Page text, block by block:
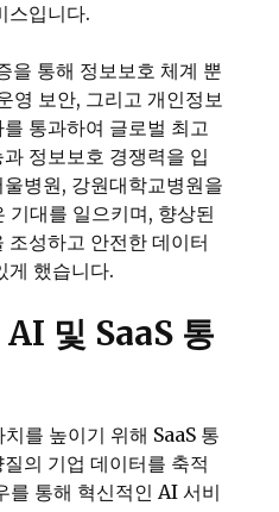
스입니다.
을 통해 정보보호 체계 뿐
영 보안, 그리고 개인정보
통과하여 글로벌 최고
정보보호 경쟁력을 입
병원, 강원대학교병원을
기대를 일으키며, 향상된
조성하고 안전한 데이터
게 했습니다.
및 SaaS 통
를 높이기 위해 SaaS 통
의 기업 데이터를 축적
를 통해 혁신적인 AI 서비